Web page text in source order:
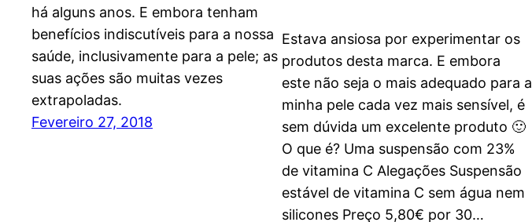
há alguns anos. E embora tenham
benefícios indiscutíveis para a nossa
saúde, inclusivamente para a pele; as
suas ações são muitas vezes
extrapoladas.
Fevereiro 27, 2018
Estava ansiosa por experimentar os
produtos desta marca. E embora
este não seja o mais adequado para a
minha pele cada vez mais sensível, é
sem dúvida um excelente produto 🙂
O que é? Uma suspensão com 23%
de vitamina C Alegações Suspensão
estável de vitamina C sem água nem
silicones Preço 5,80€ por 30…